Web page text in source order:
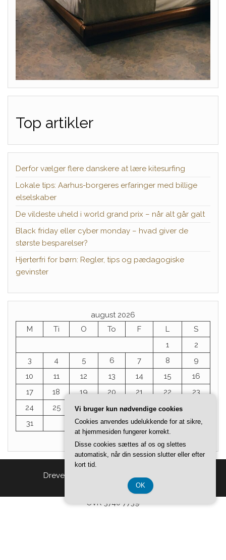
Top artikler
Derfor vælger flere danskere at lære kitesurfing
Lokale tips: Aarhus-borgeres erfaringer med billige
elselskaber
De vildeste uheld i world grand prix – når alt går galt
Black friday eller cyber monday – hvad giver de
største besparelser?
Hjerterfri for børn: Regler, tips og pædagogiske
gevinster
august 2026
M
Ti O To F L
S
1
2
3
4 5 6 7 8
9
10
11 12 13 14 15
16
17
18 19 20 21 22
23
24
25 26 27 28 29
31
Drevet af Tema:Head Blog
CVR 3740 7739
Vi bruger kun nødvendige cookies
Cookies anvendes udelukkende for at sikre,
at hjemmesiden fungerer korrekt.
Disse cookies sættes af os og slettes
automatisk, når din session slutter eller efter
kort tid.
OK